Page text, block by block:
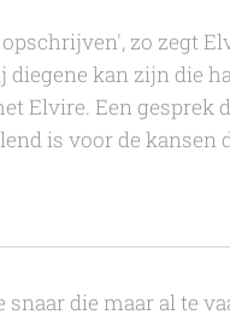
zo zegt
kan zijn die
Elvire. Een
is voor de kansen
die maar al te